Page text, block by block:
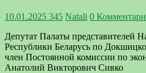
10.01.2025 345 Natali 0
Депутат Палаты представителей
Республики Беларусь по
член Постоянной комиссии по
Анатолий Викторович Сивко